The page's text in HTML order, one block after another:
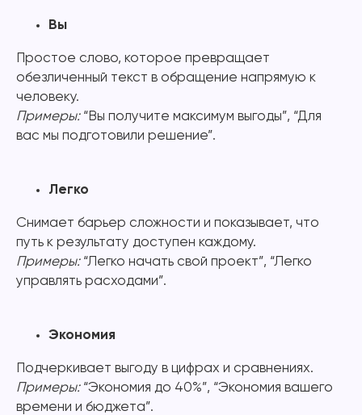
Вы
Простое слово, которое превращает
обезличенный текст в обращение напрямую к
человеку.
Примеры:“Вы получите максимум выгоды”, “Для
вас мы подготовили решение”.
Легко
Снимает барьер сложности и показывает, что
путь к результату доступен каждому.
Примеры:“Легко начать свой проект”, “Легко
управлять расходами”.
Экономия
Подчеркивает выгоду в цифрах и сравнениях.
Примеры:“Экономия до 40%”, “Экономия вашего
времени и бюджета”.